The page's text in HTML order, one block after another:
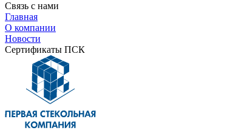
Связь с нами
Главная
О компании
Новости
Сертификаты ПСК